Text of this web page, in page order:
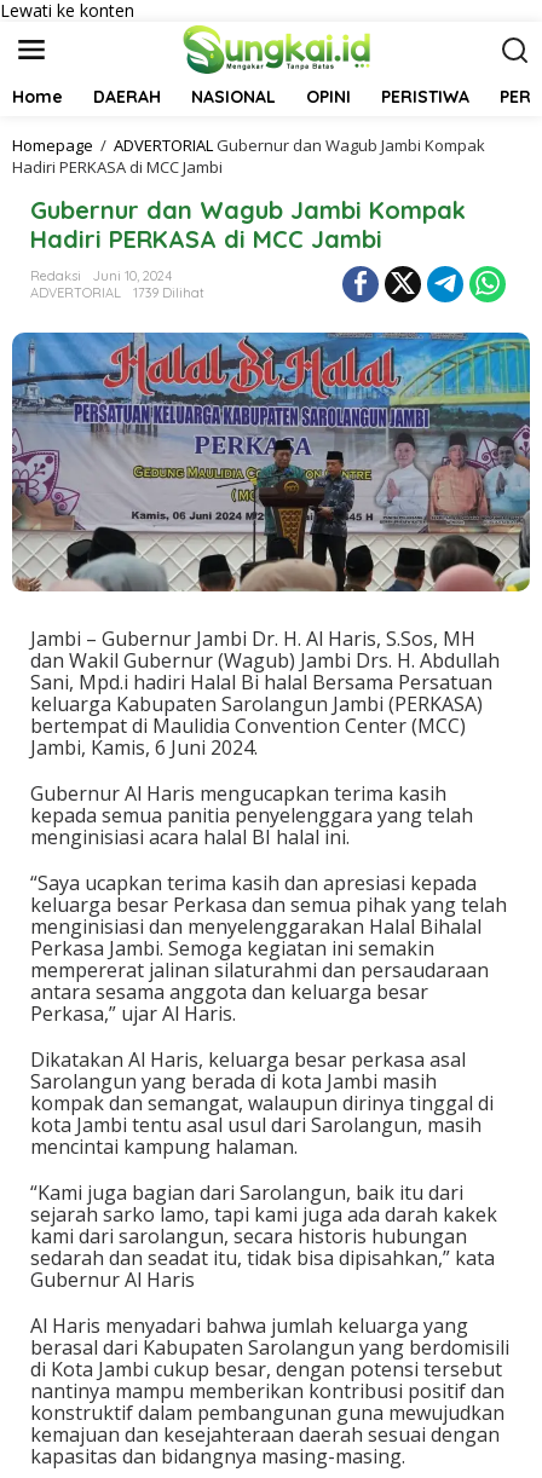
Lewati ke konten
Home DAERAH NASIONAL OPINI PERISTIWA
Homepage / ADVERTORIALGubernur dan Wagub Jambi Kompak
Hadiri PERKASA di MCC Jambi
Gubernur dan Wagub Jambi Kompak
Hadiri PERKASA di MCC Jambi
Redaksi
Juni 10, 2024
ADVERTORIAL
1739 Dilihat
Jambi – Gubernur Jambi Dr. H. Al Haris, S.Sos, MH
dan Wakil Gubernur (Wagub) Jambi Drs. H. Abdullah
Sani, Mpd.i hadiri Halal Bi halal Bersama Persatuan
keluarga Kabupaten Sarolangun Jambi (PERKASA)
bertempat di Maulidia Convention Center (MCC)
Jambi, Kamis, 6 Juni 2024.
Gubernur Al Haris mengucapkan terima kasih
kepada semua panitia penyelenggara yang telah
menginisiasi acara halal BI halal ini.
“Saya ucapkan terima kasih dan apresiasi kepada
keluarga besar Perkasa dan semua pihak yang telah
menginisiasi dan menyelenggarakan Halal Bihalal
Perkasa Jambi. Semoga kegiatan ini semakin
mempererat jalinan silaturahmi dan persaudaraan
antara sesama anggota dan keluarga besar
Perkasa,” ujar Al Haris.
Dikatakan Al Haris, keluarga besar perkasa asal
Sarolangun yang berada di kota Jambi masih
kompak dan semangat, walaupun dirinya tinggal di
kota Jambi tentu asal usul dari Sarolangun, masih
mencintai kampung halaman.
“Kami juga bagian dari Sarolangun, baik itu dari
sejarah sarko lamo, tapi kami juga ada darah kakek
kami dari sarolangun, secara historis hubungan
sedarah dan seadat itu, tidak bisa dipisahkan,” kata
Gubernur Al Haris
Al Haris menyadari bahwa jumlah keluarga yang
berasal dari Kabupaten Sarolangun yang berdomisili
di Kota Jambi cukup besar, dengan potensi tersebut
nantinya mampu memberikan kontribusi positif dan
konstruktif dalam pembangunan guna mewujudkan
kemajuan dan kesejahteraan daerah sesuai dengan
kapasitas dan bidangnya masing-masing.